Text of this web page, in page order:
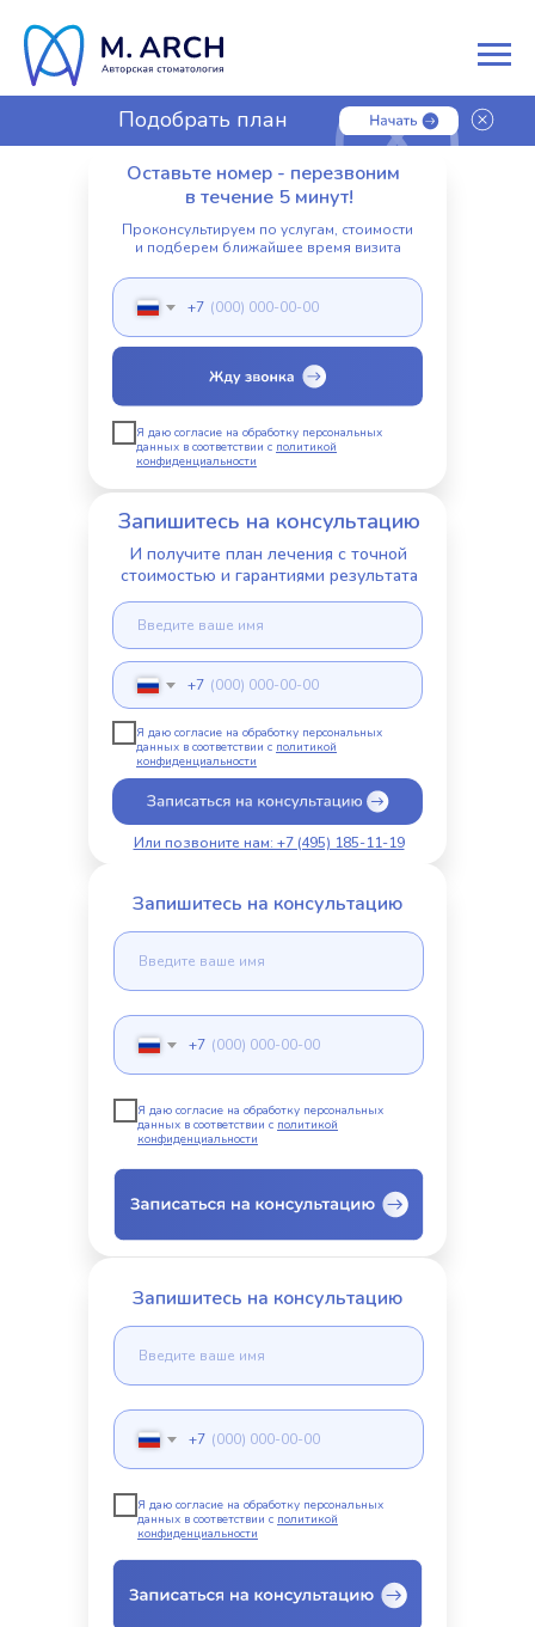
Подобрать план
лечения
Оставьте номер - перезвоним
в течение 5 минут!
Проконсультируем по услугам, стоимости
и подберем ближайшее время визита
+7
Я даю согласие на обработку персональных
данных в соответствии с политикой
конфиденциальности
Запишитесь на консультацию
И получите план лечения с точной
стоимостью и гарантиями результата
Или позвоните нам: +7 (495) 185-11-19
+7
Я даю согласие на обработку персональных
данных в соответствии с политикой
конфиденциальности
Запишитесь на консультацию
+7
Я даю согласие на обработку персональных
данных в соответствии с политикой
конфиденциальности
Запишитесь на консультацию
+7
Я даю согласие на обработку персональных
данных в соответствии с политикой
конфиденциальности